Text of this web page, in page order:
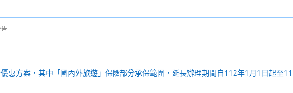
告
惠方案，其中「國內外旅遊」保險部分承保範圍，延長辦理期間自112年1月1日起至